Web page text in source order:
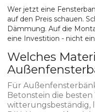
Wer jetzt eine
auf den Preis schauen.
Dämmung. Auf die
eine Investition - nicht
Welches
Für
Betonstein die besten
witterungsbeständig,